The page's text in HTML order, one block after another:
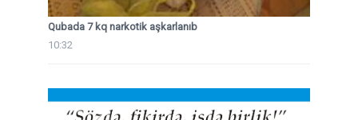
Qubada 7 kq narkotik aşkarlanıb
10:32